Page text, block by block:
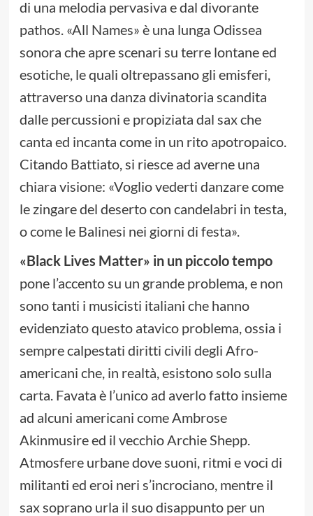
di una melodia pervasiva e dal divorante
pathos. «All Names» è una lunga Odissea
sonora che apre scenari su terre lontane ed
esotiche, le quali oltrepassano gli emisferi,
attraverso una danza divinatoria scandita
dalle percussioni e propiziata dal sax che
canta ed incanta come in un rito apotropaico.
Citando Battiato, si riesce ad averne una
chiara visione: «Voglio vederti danzare come
le zingare del deserto con candelabri in testa,
o come le Balinesi nei giorni di festa».
«Black Lives Matter» in un piccolo tempo
pone l’accento su un grande problema, e non
sono tanti i musicisti italiani che hanno
evidenziato questo atavico problema, ossia i
sempre calpestati diritti civili degli Afro-
americani che, in realtà, esistono solo sulla
carta. Favata è l’unico ad averlo fatto insieme
ad alcuni americani come Ambrose
Akinmusire ed il vecchio Archie Shepp.
Atmosfere urbane dove suoni, ritmi e voci di
militanti ed eroi neri s’incrociano, mentre il
sax soprano urla il suo disappunto per un